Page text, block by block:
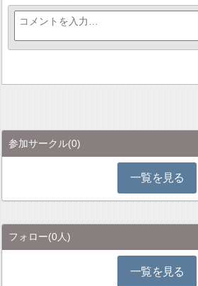
参加サークル(0)
一覧を見る
フォロー(0人)
一覧を見る